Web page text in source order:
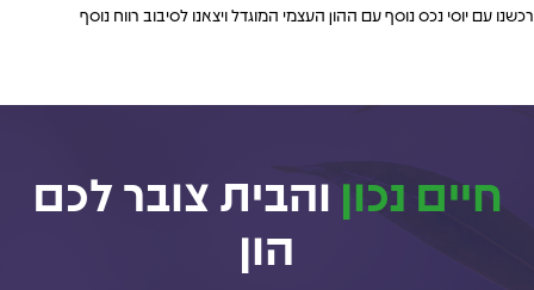
רכשנו עם יוסי נכס נוסף עם ההון העצמי המוגדל ויצאנו לסיבוב רווח נוסף
חיים נכון והבית צובר לכם
הון